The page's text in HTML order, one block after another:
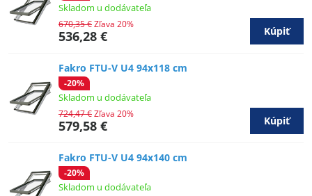
Skladom u dodávateľa
536,28 €
670,35 €Zľava 20%
Kúpiť
Fakro FTU-V U4 94x118 cm
-20%
Skladom u dodávateľa
579,58 €
724,47 €Zľava 20%
Kúpiť
Fakro FTU-V U4 94x140 cm
-20%
Skladom u dodávateľa